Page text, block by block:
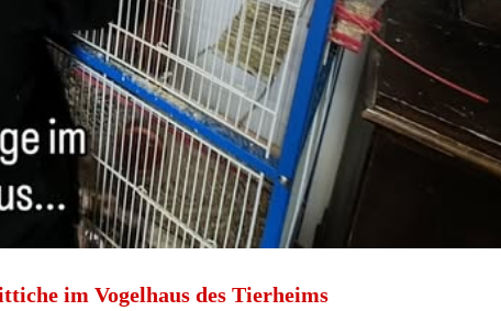
im Vogelhaus des Tierheims